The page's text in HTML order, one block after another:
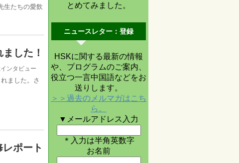
生たちの愛飲
した！
ンタビュー
ました。さ
ポート
とめてみました。
ニュースレター：登録
HSKに関する最新の情報
や、プログラムのご案内、
役立つ一言中国語などをお
送りします。
＞＞過去のメルマガはこち
ら。
▼メールアドレス入力
＊入力は半角英数字
お名前